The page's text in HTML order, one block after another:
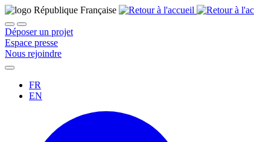
Déposer un projet
Espace presse
Nous rejoindre
FR
EN